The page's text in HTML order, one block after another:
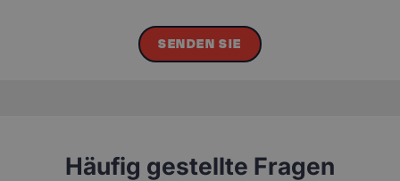
SENDEN SIE
Häufig gestellte Fragen